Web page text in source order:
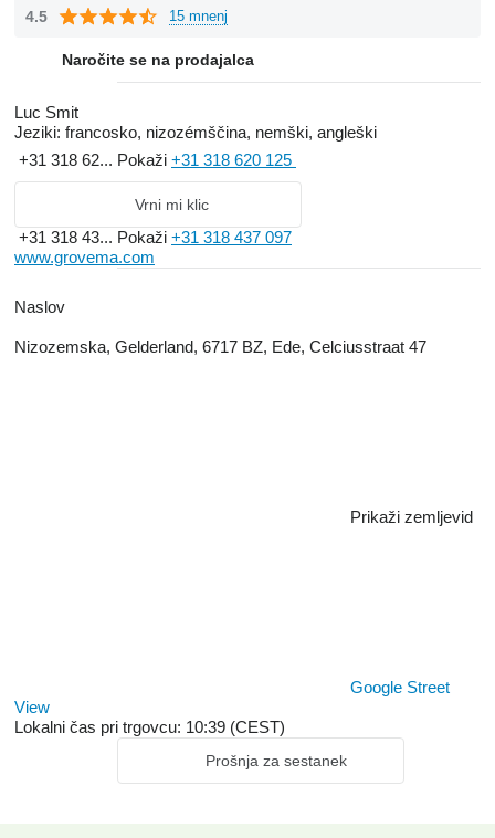
4.5 15 mnenj
Naročite se na prodajalca
Luc Smit
Jeziki: francosko, nizozémščina, nemški, angleški
+31 318 62... Pokaži +31 318 620 125
Vrni mi klic
+31 318 43... Pokaži +31 318 437 097
www.grovema.com
Naslov
Nizozemska, Gelderland, 6717 BZ, Ede, Celciusstraat 47
Prikaži zemljevid
Google Street
View
Lokalni čas pri trgovcu: 10:39 (CEST)
Prošnja za sestanek